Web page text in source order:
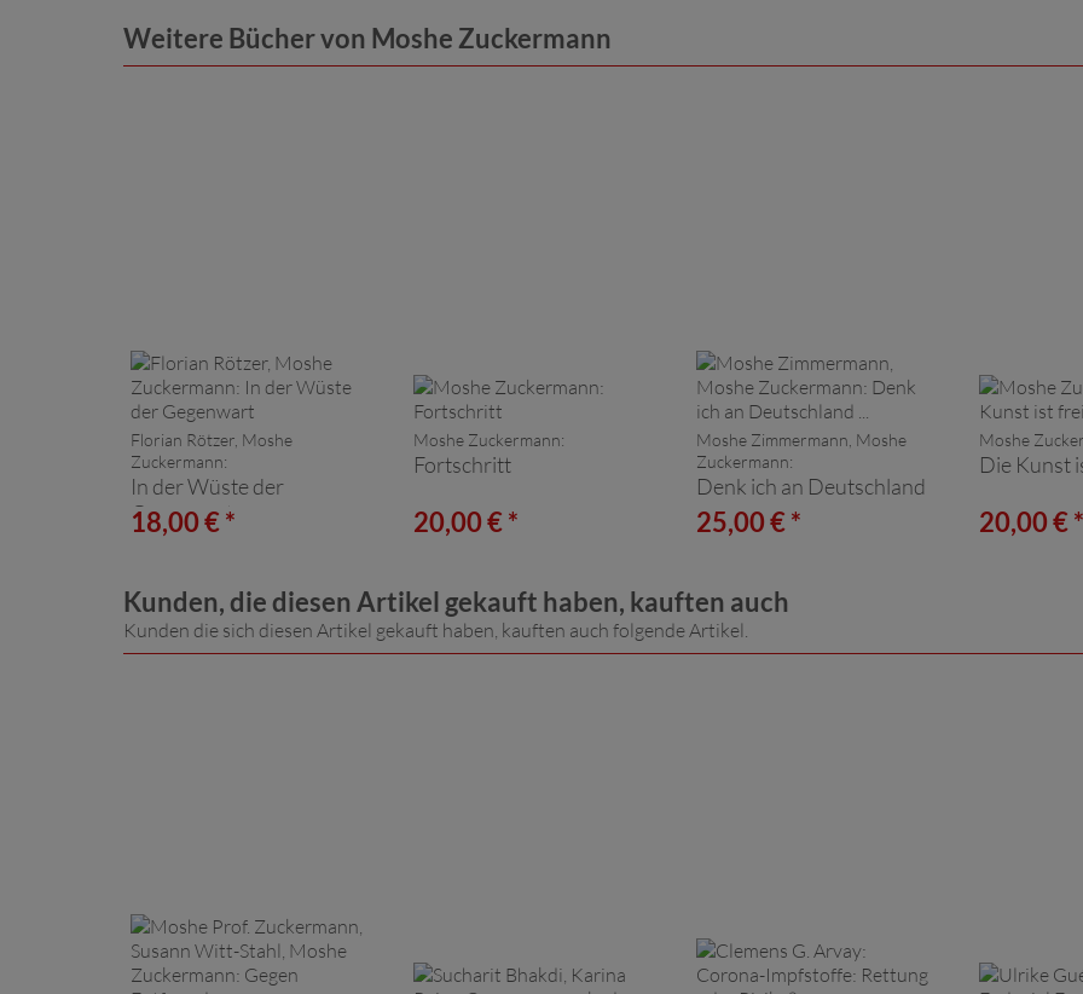
Weitere Bücher von Moshe Zuckermann
Florian Rötzer, Moshe
Zuckermann:
In der Wüste der
Gegenwart
18,00 € *
Moshe Zuckermann:
Fortschritt
20,00 € *
Moshe Zimmermann, Moshe
Zuckermann:
Denk ich an Deutschland
...
25,00 € *
Moshe
Die Kunst
20,00 € *
Kunden, die diesen Artikel gekauft haben, kauften auch
Kunden die sich diesen Artikel gekauft haben, kauften auch folgende Artikel.